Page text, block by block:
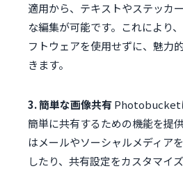
適用から、テキストやステッカ
な編集が可能です。これにより
フトウェアを使用せずに、魅力
きます。
3. 簡単な画像共有Photobucket
簡単に共有するための機能を提
はメールやソーシャルメディア
したり、共有設定をカスタマイ